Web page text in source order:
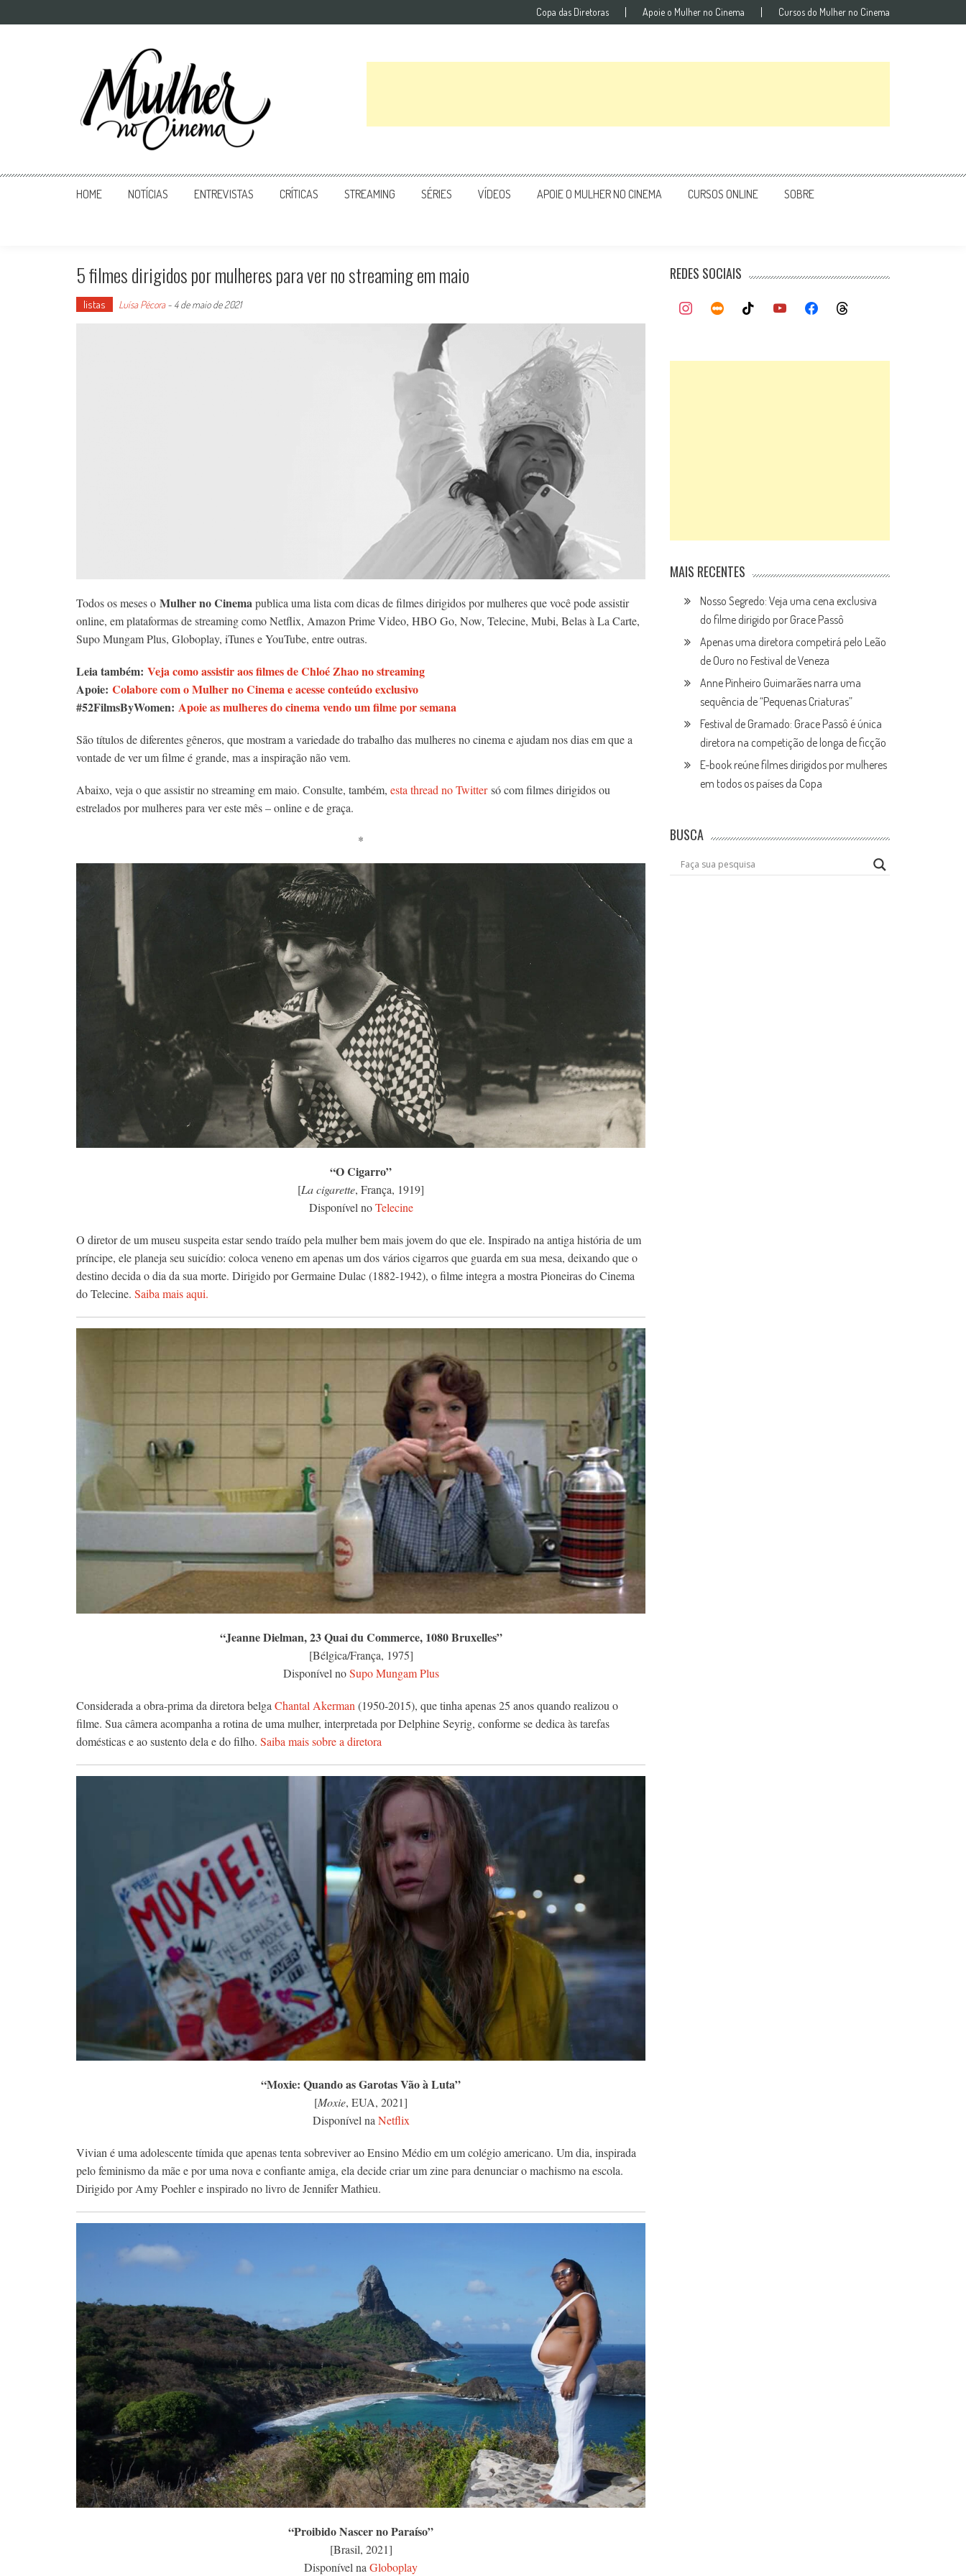
Copa das Diretoras Apoie o Mulher no Cinema Cursos do Mulher no Cinema
Mulher no Cinema
HOME NOTÍCIAS ENTREVISTAS CRÍTICAS STREAMING SÉRIES VÍDEOS APOIE O MULHER NO CINEMA CURSOS ONLINE SOBRE
5 filmes dirigidos por mulheres para ver no streaming em maio
listas Luísa Pécora- 4 de maio de 2021
Todos os meses o Mulher no Cinemapublica uma lista com dicas de filmes dirigidos por mulheres que você pode assistir
online, em plataformas de streaming como Netflix, Amazon Prime Video, HBO Go, Now, Telecine, Mubi, Belas à La Carte,
Supo Mungam Plus, Globoplay, iTunes e YouTube, entre outras.
Leia também: Veja como assistir aos filmes de Chloé Zhao no streaming
Apoie: Colabore com o Mulher no Cinema e acesse conteúdo exclusivo
#52FilmsByWomen: Apoie as mulheres do cinema vendo um filme por semana
São títulos de diferentes gêneros, que mostram a variedade do trabalho das mulheres no cinema e ajudam nos dias em que a
vontade de ver um filme é grande, mas a inspiração não vem.
Abaixo, veja o que assistir no streaming em maio. Consulte, também, esta thread no Twittersó com filmes dirigidos ou
estrelados por mulheres para ver este mês – online e de graça.
*
“O Cigarro”
[La cigarette, França, 1919]
Disponível noTelecine
O diretor de um museu suspeita estar sendo traído pela mulher bem mais jovem do que ele. Inspirado na antiga história de um
príncipe, ele planeja seu suicídio: coloca veneno em apenas um dos vários cigarros que guarda em sua mesa, deixando que o
destino decida o dia da sua morte. Dirigido por Germaine Dulac (1882-1942), o filme integra a mostra Pioneiras do Cinema
do Telecine. Saiba mais aqui.
“Jeanne Dielman, 23 Quai du Commerce, 1080 Bruxelles”
[Bélgica/França, 1975]
Disponível noSupo Mungam Plus
Considerada a obra-prima da diretora belgaChantal Akerman(1950-2015), que tinha apenas 25 anos quando realizou o
filme. Sua câmera acompanha a rotina de uma mulher, interpretada por Delphine Seyrig, conforme se dedica às tarefas
domésticas e ao sustento dela e do filho. Saiba mais sobre a diretora
“Moxie: Quando as Garotas Vão à Luta”
[Moxie, EUA, 2021]
Disponível na Netflix
Vivian é uma adolescente tímida que apenas tenta sobreviver ao Ensino Médio em um colégio americano. Um dia, inspirada
pelo feminismo da mãe e por uma nova e confiante amiga, ela decide criar um zine para denunciar o machismo na escola.
Dirigido por Amy Poehler e inspirado no livro de Jennifer Mathieu.
“Proibido Nascer no Paraíso”
[Brasil, 2021]
Disponível naGloboplay
REDES SOCIAIS
MAIS RECENTES
Nosso Segredo: Veja uma cena exclusiva
do filme dirigido por Grace Passô
Apenas uma diretora competirá pelo Leão
de Ouro no Festival de Veneza
Anne Pinheiro Guimarães narra uma
sequência de “Pequenas Criaturas”
Festival de Gramado: Grace Passô é única
diretora na competição de longa de ficção
E-book reúne filmes dirigidos por mulheres
em todos os países da Copa
BUSCA